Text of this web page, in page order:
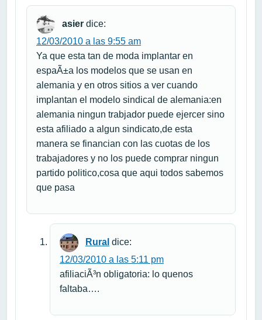
asier dice:
12/03/2010 a las 9:55 am
Ya que esta tan de moda implantar en
espaÃ±a los modelos que se usan en
alemania y en otros sitios a ver cuando
implantan el modelo sindical de alemania:en
alemania ningun trabjador puede ejercer sino
esta afiliado a algun sindicato,de esta
manera se financian con las cuotas de los
trabajadores y no los puede comprar ningun
partido politico,cosa que aqui todos sabemos
que pasa
Rural dice:
12/03/2010 a las 5:11 pm
afiliaciÃ³n obligatoria: lo quenos
faltaba….